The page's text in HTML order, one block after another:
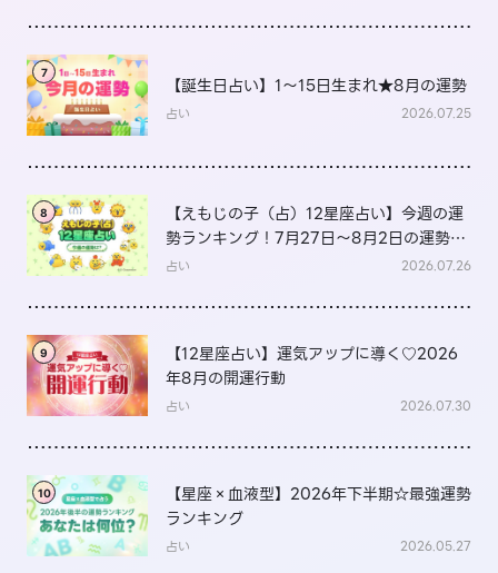
7
【誕生日占い】1～15日生まれ★8月の運勢
占い 2026.07.25
8
【えもじの子（占）12星座占い】今週の運
勢ランキング！7月27日～8月2日の運勢
は？
占い 2026.07.26
9
【12星座占い】運気アップに導く♡2026
年8月の開運行動
占い 2026.07.30
10
【星座×血液型】2026年下半期☆最強運勢
ランキング
占い 2026.05.27